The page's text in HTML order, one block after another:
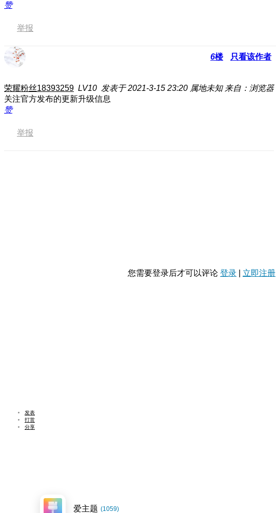
赞
举报
6楼 只看该作者
荣耀粉丝18393259 LV10 发表于 2021-3-15 23:20 属地未知 来自：浏览器
关注官方发布的更新升级信息
赞
举报
您需要登录后才可以评论 登录 立即注册
发表
打赏
分享
爱主题 (1059)